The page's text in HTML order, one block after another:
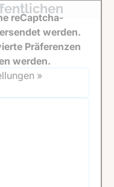
reCaptcha-
werden.
Präferenzen
werden.
»